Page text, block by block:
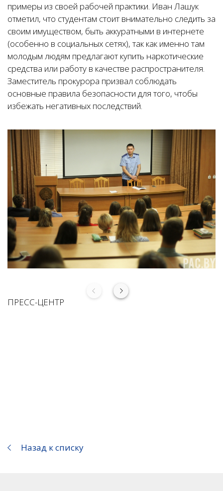
примеры из своей рабочей практики. Иван Лашук
отметил, что студентам стоит внимательно следить за
своим имуществом, быть аккуратными в интернете
(особенно в социальных сетях), так как именно там
молодым людям предлагают купить наркотические
средства или работу в качестве распространителя.
Заместитель прокурора призвал соблюдать
основные правила безопасности для того, чтобы
избежать негативных последствий.
ПРЕСС-ЦЕНТР
Назад к списку